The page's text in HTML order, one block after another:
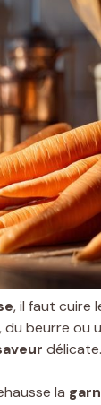
, il faut cuire
beurre ou
délicate.
la